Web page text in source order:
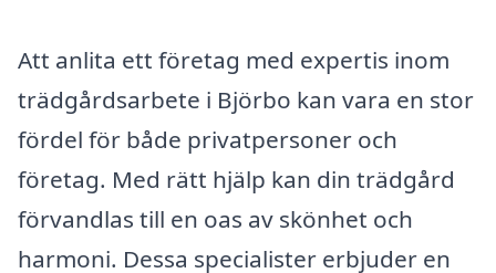
Att anlita ett företag med expertis inom
trädgårdsarbete i Björbo kan vara en stor
fördel för både privatpersoner och
företag. Med rätt hjälp kan din trädgård
förvandlas till en oas av skönhet och
harmoni. Dessa specialister erbjuder en